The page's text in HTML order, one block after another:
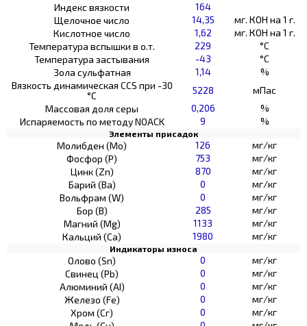
Индекс вязкости
164
Щелочное число
14,35
мг. КОН на 1 г.
Кислотное число
1,62
мг. КОН на 1 г.
Температура вспышки в о.т.
229
°C
Температура застывания
-43
°C
Зола сульфатная
1,14
%
Вязкость динамическая CCS при -30
°С
5228
мПас
Массовая доля серы
0,206
%
Испаряемость по методу NOACK
9 %
Элементы присадок
Молибден (Мо) 126
мг/кг
Фосфор (Р)
753
мг/кг
Цинк (Zn)
870
мг/кг
Барий (Ва)
0
мг/кг
Вольфрам (W)
0
мг/кг
Бор (В)
285
мг/кг
Магний (Mg)
1133
мг/кг
Кальций (Са)
1980 мг/кг
Индикаторы износа
Олово (Sn) 0
мг/кг
Свинец (Pb)
0
мг/кг
Алюминий (AI)
0
мг/кг
Железо (Fe)
0
мг/кг
Хром (Сг)
0
мг/кг